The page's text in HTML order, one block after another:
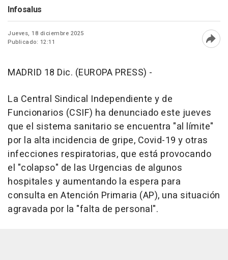
Infosalus
Jueves, 18 diciembre 2025
Publicado: 12:11
MADRID 18 Dic. (EUROPA PRESS) -
La Central Sindical Independiente y de
Funcionarios (CSIF) ha denunciado este jueves
que el sistema sanitario se encuentra "al límite"
por la alta incidencia de gripe, Covid-19 y otras
infecciones respiratorias, que está provocando
el "colapso" de las Urgencias de algunos
hospitales y aumentando la espera para
consulta en Atención Primaria (AP), una situación
agravada por la "falta de personal".